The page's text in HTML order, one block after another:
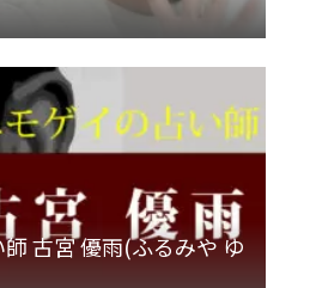
古宮 優雨(ふるみや ゆ